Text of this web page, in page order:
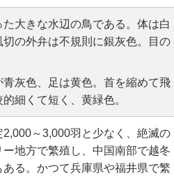
大きな水辺の鳥である。体は白
の外弁は不規則に銀灰色。目の
灰色、足は黄色。首を縮めて飛
細くて短く、黄緑色。
～3,000羽と少なく、絶滅の
地方で繁殖し、中国南部で越冬
る。かつて兵庫県や福井県で繁